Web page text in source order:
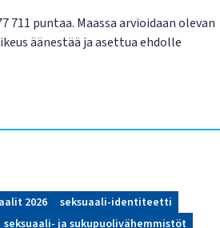
711 puntaa. Maassa arvioidaan olevan
äänestää ja asettua ehdolle
2026
seksuaali-identiteetti
seksuaali- ja sukupuolivähemmistöt